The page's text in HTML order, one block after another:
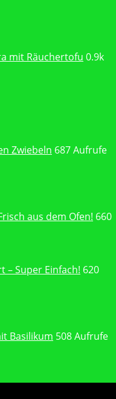
mit Räuchertofu 0.9k
Zwiebeln 687 Aufrufe
aus dem Ofen! 660
– Super Einfach! 620
Basilikum 508 Aufrufe